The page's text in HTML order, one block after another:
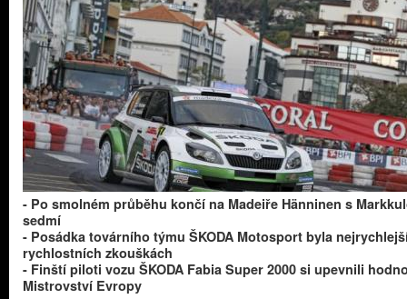
- Po smolném průběhu končí na Madeiře Hänninen s
sedmí
- Posádka továrního týmu ŠKODA Motosport byla
rychlostních zkouškách
- Finští piloti vozu ŠKODA Fabia Super 2000 si upevnili
Mistrovství Evropy